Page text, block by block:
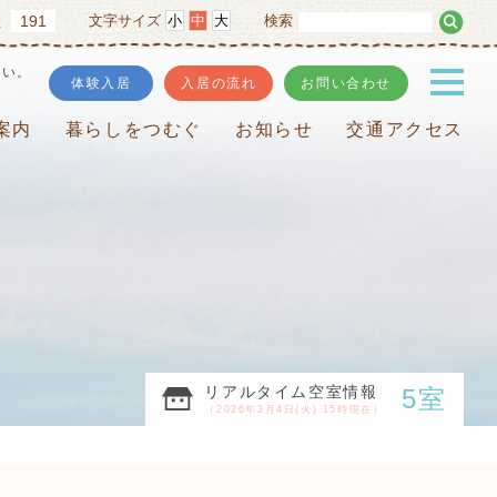
検索
文字サイズ 小 中 大
191
。
体験入居 入居の流れ お問い合わせ
内 暮らしをつむぐ お知らせ 交通アクセス
リアルタイム空室情報
（2026年3月4日(火) 15時現在） 5室